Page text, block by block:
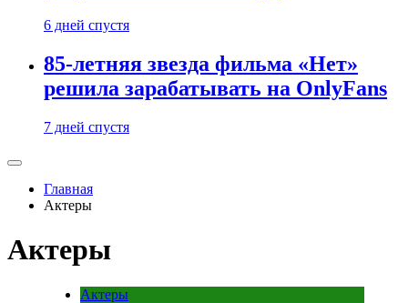
6 дней спустя
85-летняя звезда фильма «Нет»
решила зарабатывать на OnlyFans
7 дней спустя
Главная
Актеры
Актеры
Актеры